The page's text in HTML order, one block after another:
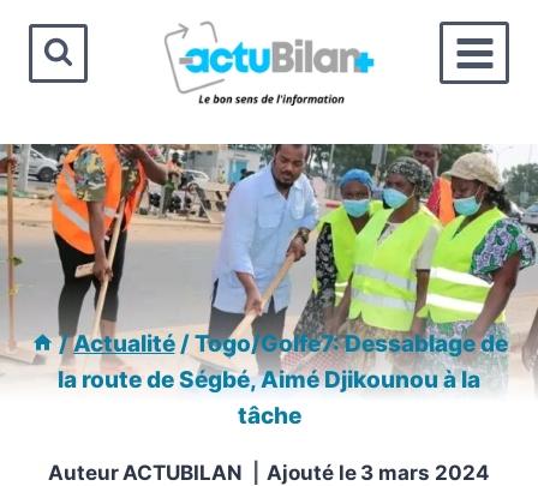
contenu
/Actualité/Togo/Golfe7: Dessablage de
la route de Ségbé, Aimé Djikounou à la
tâche
Auteur ACTUBILAN Ajouté le 3 mars 2024